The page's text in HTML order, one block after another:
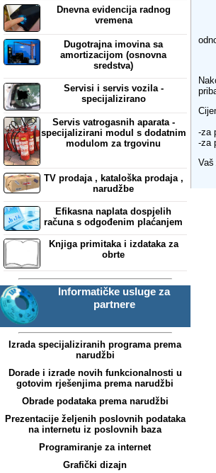
Dnevna evidencija radnog
vremena
Dugotrajna imovina sa
amortizacijom (osnovna
sredstva)
Servisi i servis vozila -
specijalizirano
Servis vatrogasnih aparata -
specijalizirani modul s dodatnim
modulom za trgovinu
TV prodaja , kataloška prodaja ,
narudžbe
Efikasna naplata dospjelih
računa s odgođenim plaćanjem
Knjiga primitaka i izdataka za
obrte
Informatičke usluge za
partnere
Izrada specijaliziranih programa prema
narudžbi
Dorade i izrade novih funkcionalnosti u
gotovim rješenjima prema narudžbi
Obrade podataka prema narudžbi
Prezentacije željenih poslovnih podataka
na internetu iz poslovnih baza
Programiranje za internet
Grafički dizajn
-za
-za
Vaš